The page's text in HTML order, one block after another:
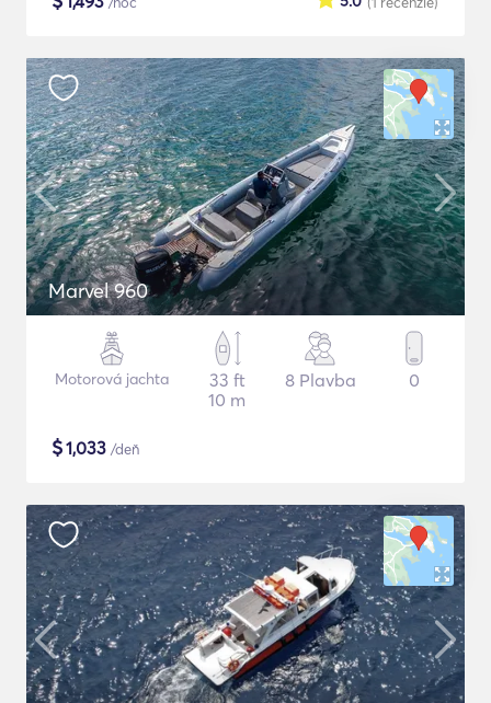
Marvel 960
Motorová jachta
33 ft
10 m
8 Plavba 0
$1,033 /deň